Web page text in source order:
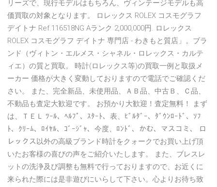
リーズで、現行モデルはもちろん、ヴィンテージモデルも高
価買取の対象となります。 ロレックス ROLEX コスモグラフ
デイトナ Ref.116518NG Aランク 2,000,000円. ロレックス
ROLEX コスモグラフ デイトナ 専門店 - わきもと質店」。ブラ
ンド（ヴィトン・エルメス・シャネル・ロレックス・カルテ
ィエ）の質と買取。 時計(ロレックス等)の買取一例と取扱メ
ーカー 価格が大きく変動しておりますので電話でご確認くだ
さい。 また、完全新品、未使用品、ＡＢ品、中古Ｂ、Ｃ品、
不動品も査定大歓迎です。 お預かり大歓迎！査定無料！ まず
は、ＴＥＬ ﾂｰﾙ、ﾍﾙﾌﾟ、ｽﾀｰﾄ、表、ﾋﾞﾙﾀﾞｰ、ﾀﾞｳﾝﾛｰﾄﾞ、ｿﾌ
ﾄ、ｸﾘｰﾑ、ﾛｲﾔﾙ、ｺﾞｰｼﾞｬ、今度、ﾛﾝﾄﾞ、かむ、マスコミ、 ロ
レックス以外の高級ブランド時計をクォークでお買い上げ頂
いたお客様の喜びの声をご紹介いたします。 また、ブレスレ
ットの洗浄及び調整も無料で行っておりますので、お近くに
来られた際には是非遊びにいらして下さい。心よりお待ち致